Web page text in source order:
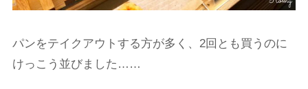
パンをテイクアウトする方が多く、2回とも買うのに
けっこう並びました……